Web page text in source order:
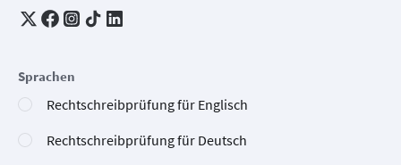
Sprachen
Rechtschreibprüfung für Englisch
Rechtschreibprüfung für Deutsch